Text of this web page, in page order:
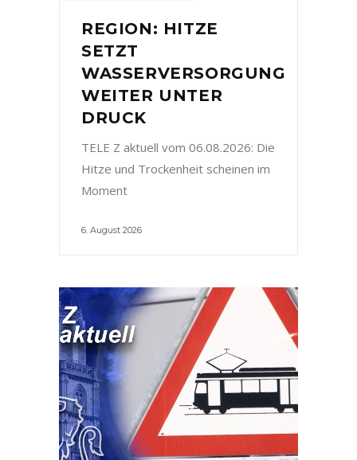
REGION: HITZE
SETZT
WASSERVERSORGUNG
WEITER UNTER
DRUCK
TELE Z aktuell vom 06.08.2026: Die
Hitze und Trockenheit scheinen im
Moment
6. August 2026